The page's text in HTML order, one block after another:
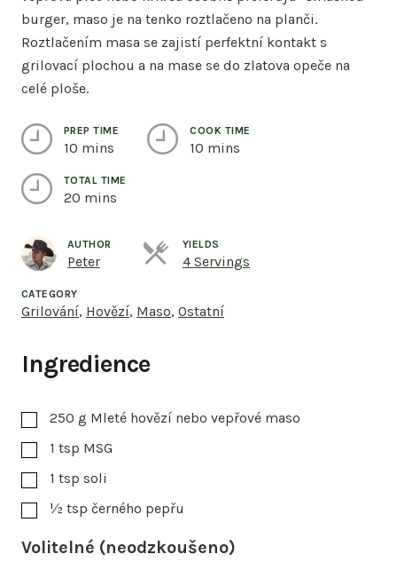
burger, maso je na tenko roztlačeno na planči.
Roztlačením masa se zajistí perfektní kontakt s
grilovací plochou a na mase se do zlatova opeče na
celé ploše.
PREP TIME
10 mins
COOK TIME
10 mins
TOTAL TIME
20 mins
AUTHOR
Peter
YIELDS
4 ServingsServings
CATEGORY
Grilování, Hovězí, Maso, Ostatní
Ingredience
250 g Mleté hovězí nebo vepřové maso
1 tsp MSG
1 tsp soli
½ tsp černého pepřu
Volitelné (neodzkoušeno)